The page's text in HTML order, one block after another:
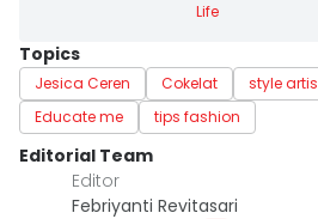
Life
Topics
Jesica Ceren Cokelat style artis
Educate me
tips fashion
Editorial Team
Editor
Febriyanti Revitasari